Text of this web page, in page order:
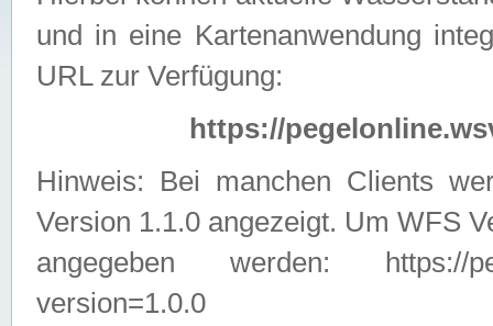
und in eine Kartenanwendung
URL zur Verfügung:
https://
Hinweis: Bei manchen Clients
Version 1.1.0 angezeigt. Um WFS
angegeben werden: https://
version=1.0.0